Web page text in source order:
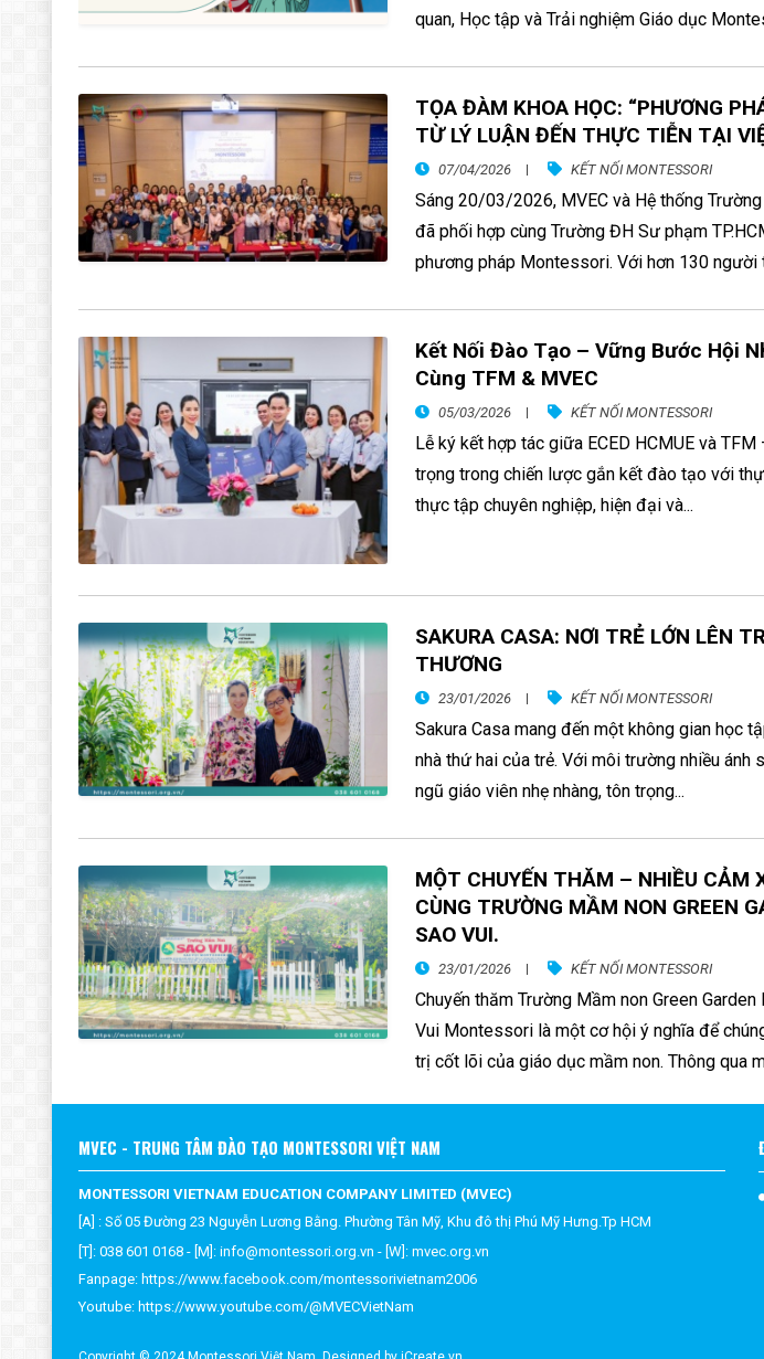
quan, Học tập và Trải nghiệm Giáo dục
TỌA ĐÀM KHOA HỌC: “PHƯƠNG
TỪ LÝ LUẬN ĐẾN THỰC TIỄN TẠI
07/04/2026 KẾT NỐI MONTESSORI
Sáng 20/03/2026, MVEC và Hệ thống
đã phối hợp cùng Trường ĐH Sư phạm
phương pháp Montessori. Với hơn 130 người
Kết Nối Đào Tạo – Vững Bước Hội
Cùng TFM & MVEC
05/03/2026 KẾT NỐI MONTESSORI
Lễ ký kết hợp tác giữa ECED HCMUE và
trọng trong chiến lược gắn kết đào tạo với
thực tập chuyên nghiệp, hiện đại và...
SAKURA CASA: NƠI TRẺ LỚN LÊN
THƯƠNG
23/01/2026 KẾT NỐI MONTESSORI
Sakura Casa mang đến một không gian học
nhà thứ hai của trẻ. Với môi trường nhiều ánh
ngũ giáo viên nhẹ nhàng, tôn trọng...
MỘT CHUYẾN THĂM – NHIỀU CẢM
CÙNG TRƯỜNG MẦM NON GREEN
SAO VUI.
23/01/2026 KẾT NỐI MONTESSORI
Chuyến thăm Trường Mầm non Green
Vui Montessori là một cơ hội ý nghĩa để
trị cốt lõi của giáo dục mầm non. Thông qua
MVEC - TRUNG TÂM ĐÀO TẠO MONTESSORI VIỆT NAM
MONTESSORI VIETNAM EDUCATION COMPANY LIMITED (MVEC)
[A] : Số 05 Đường 23 Nguyễn Lương Bằng. Phường Tân Mỹ, Khu đô thị Phú Mỹ Hưng.Tp HCM
[T]: 038 601 0168 - [M]: info@montessori.org.vn - [W]: mvec.org.vn
Fanpage: https://www.facebook.com/montessorivietnam2006
Youtube: https://www.youtube.com/@MVECVietNam